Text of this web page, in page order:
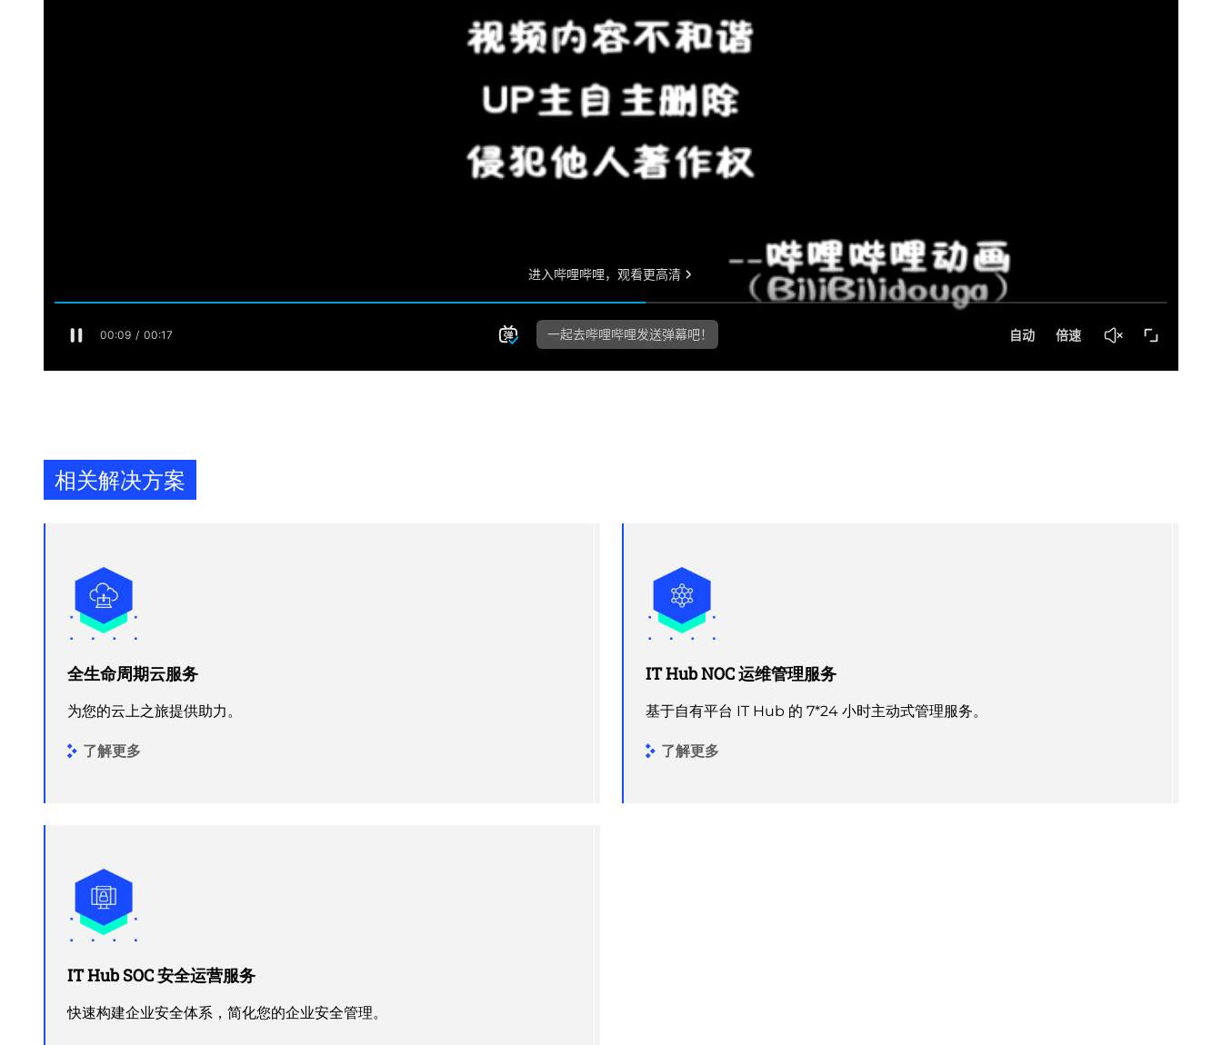
相关解决方案
全生命周期云服务
为您的云上之旅提供助力。
了解更多
IT Hub SOC 安全运营服务
快速构建企业安全体系，简化您的企业安全管理。
IT Hub NOC 运维管理服务
基于自有平台 IT Hub 的 7*24 小时主动式管理服务。
了解更多